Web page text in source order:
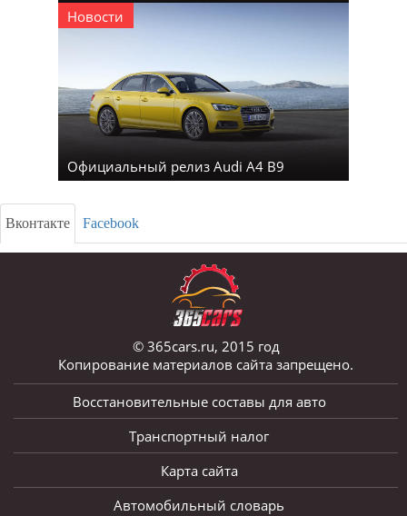
Новости
Официальный релиз Audi A4 B9
Вконтакте Facebook
© 365cars.ru, 2015 год
Копирование материалов сайта запрещено.
Восстановительные составы для авто
Транспортный налог
Карта сайта
Автомобильный словарь